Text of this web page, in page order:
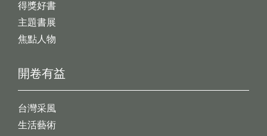
開卷有益
台灣采風
生活藝術
得獎好書
主題書展
焦點人物